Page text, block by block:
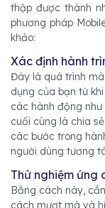
thập được thành
phương pháp
khảo:
Xác định hành
Đây là quá trình
dụng của bạn từ
các hành động
cuối cùng là chia
các bước trong
người dùng tương
Thử nghiệm ứng
Bằng cách này,
cách mượt mà và